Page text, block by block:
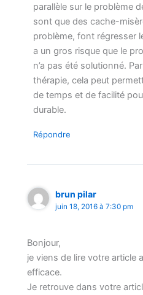
parallèle sur le problème
sont que des cache-
problème, font régresser
a un gros risque que le
n’a pas été solutionné.
thérapie, cela peut
de temps et de facilité
durable.
Répondre
brun pilar
juin 18, 2016 à 7:30 pm
Bonjour,
je viens de lire votre article
efficace.
Je retrouve dans votre